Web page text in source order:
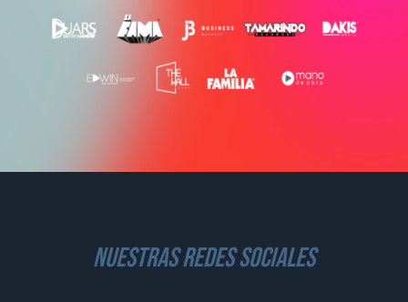
nuestras redes sociales